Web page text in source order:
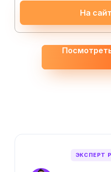
ЭКСПЕРТ
На